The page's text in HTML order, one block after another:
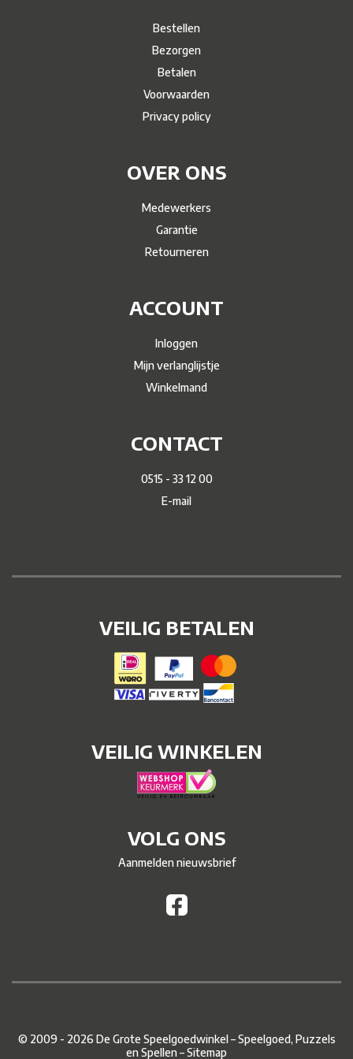
Bestellen
Bezorgen
Betalen
Voorwaarden
Privacy policy
OVER ONS
Medewerkers
Garantie
Retourneren
ACCOUNT
Inloggen
Mijn verlanglijstje
Winkelmand
CONTACT
0515 - 33 12 00
E-mail
VEILIG BETALEN
VEILIG WINKELEN
VOLG ONS
Aanmelden nieuwsbrief
© 2009 - 2026 De Grote Speelgoedwinkel – Speelgoed, Puzzels
en Spellen –Sitemap